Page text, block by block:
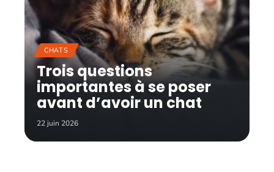
CHATS
Trois questions
importantes à se poser
avant d’avoir un chat
22 juin 2026